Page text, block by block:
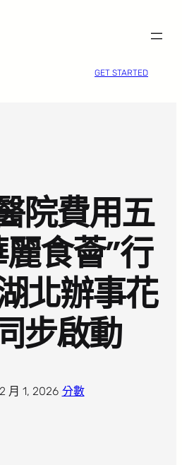
GET STARTED
院費用五
食薈”行
北辦事花
步啟動
2 月 1, 2026· 分數